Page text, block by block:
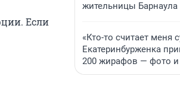
Если
жительницы Барнаула
«Кто-то считает меня
Екатеринбурженка
200 жирафов — фото и